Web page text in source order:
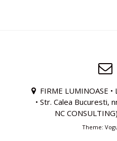
FIRME LUMINOASE
• Str. Calea Bucuresti,
NC
Theme: